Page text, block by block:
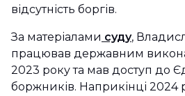
відсутність боргів.
За матеріалами суду,
працював державним
2023 року та мав доступ до
боржників. Наприкінці 2024